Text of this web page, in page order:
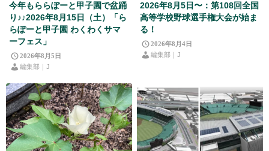
今年もららぽーと甲子園で盆踊
り♪♪2026年8月15日（土）「ら
らぽーと甲子園 わくわくサマ
ーフェス」
2026年8月5日
編集部｜J
2026年8月5日〜：第108回全国
高等学校野球選手権大会が始ま
る！
2026年8月4日
編集部｜J